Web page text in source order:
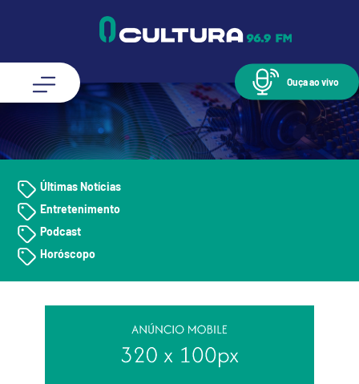
Ouça ao vivo
Últimas Notícias
Entretenimento
Podcast
Horóscopo